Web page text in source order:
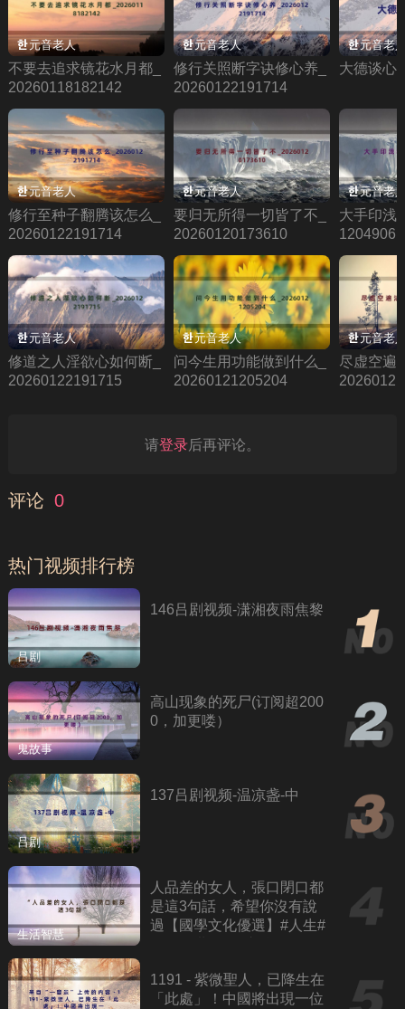
元音老人
不要去追求镜花水月都_
20260118182142
元音老人
修行关照断字诀修心养_
20260122191714
元音老
大德谈心
元音老人
修行至种子翻腾该怎么_
20260122191714
元音老人
要归无所得一切皆了不_
20260120173610
元音老
大手印浅
1204906
元音老人
修道之人淫欲心如何断_
20260122191715
元音老人
问今生用功能做到什么_
20260121205204
元音老
尽虚空遍
请登录后再评论。
评论 0
热门视频排行榜
吕剧
146吕剧视频-潇湘夜雨焦黎
鬼故事
高山现象的死尸(订阅超200
0，加更喽）
吕剧
137吕剧视频-温凉盏-中
生活智慧
人品差的女人，張口閉口都
是這3句話，希望你沒有說
過【國學文化優選】#人生#
1191 - 紫微聖人，已降生在
「此處」！中國將出現一位